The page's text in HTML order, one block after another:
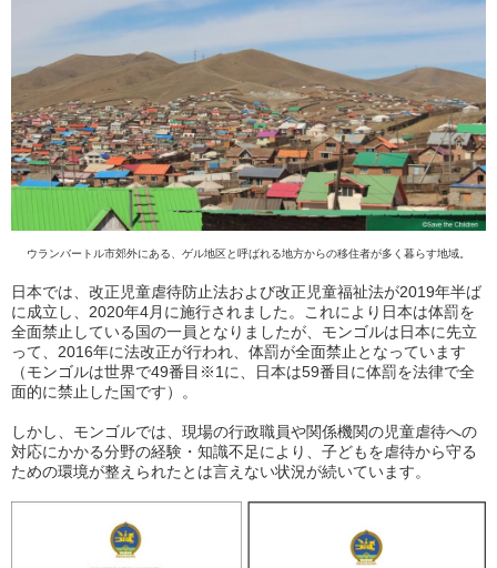
ウランバートル市郊外にある、ゲル地区と呼ばれる地方からの移住者が多く暮らす地域。
日本では、改正児童虐待防止法および改正児童福祉法が2019年半ば
に成立し、2020年4月に施行されました。これにより日本は体罰を
全面禁止している国の一員となりましたが、モンゴルは日本に先立
って、2016年に法改正が行われ、体罰が全面禁止となっています
（モンゴルは世界で49番目※1に、日本は59番目に体罰を法律で全
面的に禁止した国です）。
しかし、モンゴルでは、現場の行政職員や関係機関の児童虐待への
対応にかかる分野の経験・知識不足により、子どもを虐待から守る
ための環境が整えられたとは言えない状況が続いています。